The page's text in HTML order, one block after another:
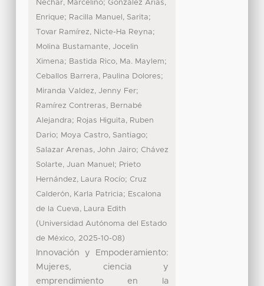
Nechar, Marcelino; González Arias,
Enrique; Racilla Manuel, Sarita;
Tovar Ramírez, Nicte-Ha Reyna;
Molina Bustamante, Jocelin
Ximena; Bastida Rico, Ma. Maylem;
Ceballos Barrera, Paulina Dolores;
Miranda Valdez, Jenny Fer;
Ramírez Contreras, Bernabé
Alejandra; Rojas Higuita, Ruben
Dario; Moya Castro, Santiago;
Salazar Arenas, John Jairo; Chávez
Solarte, Juan Manuel ; Prieto
Hernández, Laura Rocío; Cruz
Calderón, Karla Patricia; Escalona
de la Cueva, Laura Edith
(Universidad Autónoma del Estado
de México, 2025-10-08)
Innovación y Empoderamiento:
Mujeres, ciencia y
emprendimiento en la